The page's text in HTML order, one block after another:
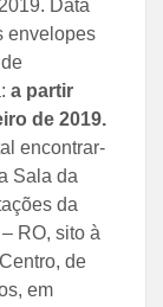
Data
envelopes
a partir
de 2019.
encontrar-
Sala da
da
RO, sito à
de
em